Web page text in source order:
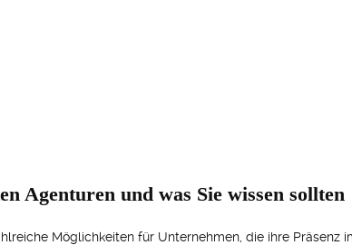
Agenturen und was Sie wissen sollten
Möglichkeiten für Unternehmen, die ihre Präsenz